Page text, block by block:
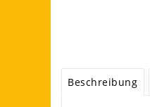
Beschreibung